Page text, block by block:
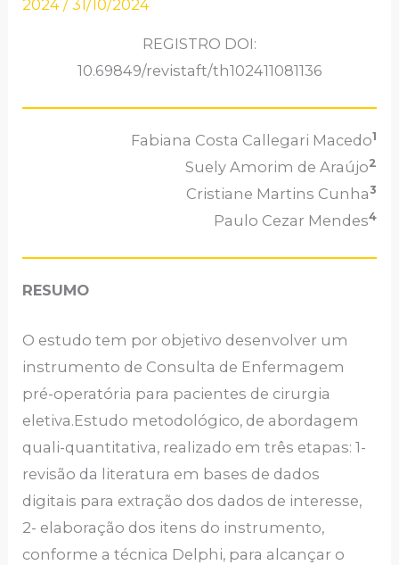
2024 /31/10/2024
REGISTRO DOI:
10.69849/revistaft/th102411081136
Fabiana Costa Callegari Macedo1
Suely Amorim de Araújo2
Cristiane Martins Cunha 3
Paulo Cezar Mendes4
RESUMO
O estudo tem por objetivo desenvolver um
instrumento de Consulta de Enfermagem
pré-operatória para pacientes de cirurgia
eletiva.Estudo metodológico, de abordagem
quali-quantitativa, realizado em três etapas: 1-
revisão da literatura em bases de dados
digitais para extração dos dados de interesse,
2- elaboração dos itens do instrumento,
conforme a técnica Delphi, para alcançar o